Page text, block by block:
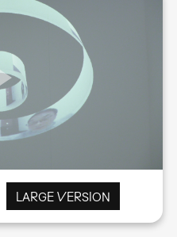
LARGE VERSION